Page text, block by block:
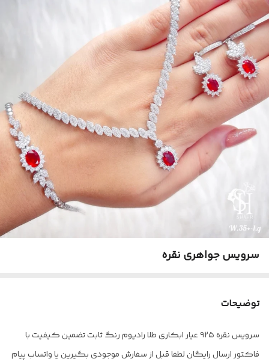
سرویس جواهری نقره
توضیحات
سرویس نقره ۹۲۵ عیار ابکاری طلا رادیوم رنگ ثابت تضمین کیفیت با
فاکتور ارسال رایگان لطفا قبل از سفارش موجودی بگیرین یا واتساب پیام